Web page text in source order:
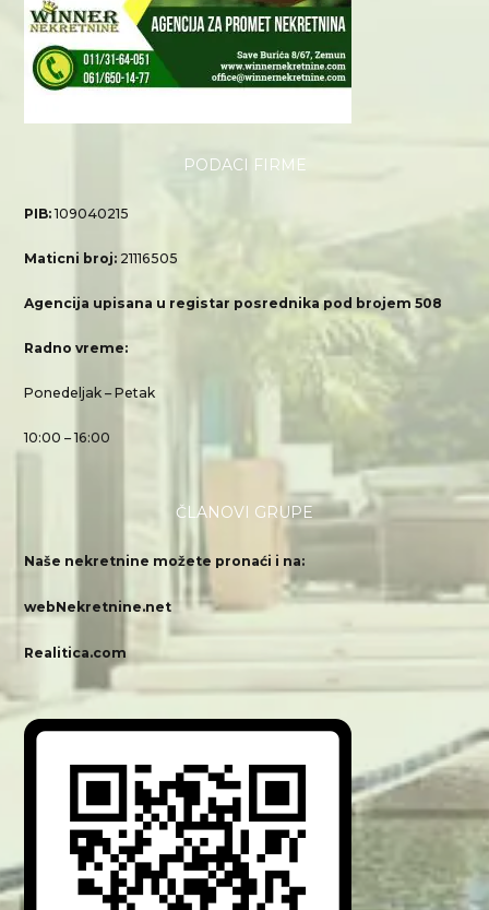
PODACI FIRME
PIB:109040215
Maticni broj: 21116505
Agencija upisana u registar posrednika pod brojem 508
Radno vreme:
Ponedeljak – Petak
10:00 – 16:00
ČLANOVI GRUPE
Naše nekretnine možete pronaći i na:
webNekretnine.net
Realitica.com